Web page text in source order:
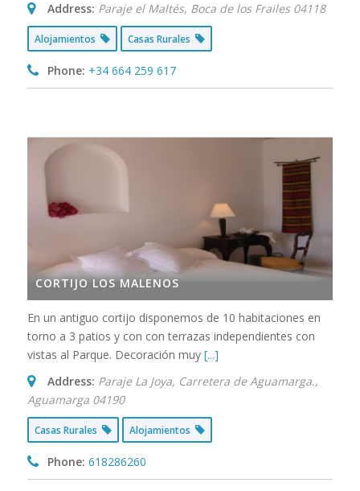
Address: Paraje el Maltés, Boca de los Frailes 04118
Alojamientos Casas Rurales
Phone: +34 664 259 617
CORTIJO LOS MALENOS
En un antiguo cortijo disponemos de 10 habitaciones en
torno a 3 patios y con con terrazas independientes con
vistas al Parque. Decoración muy [...]
Address: Paraje La Joya, Carretera de Aguamarga.,
Aguamarga 04190
Casas Rurales Alojamientos
Phone: 618286260